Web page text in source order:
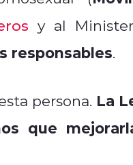
y al
responsables.
persona. La
que